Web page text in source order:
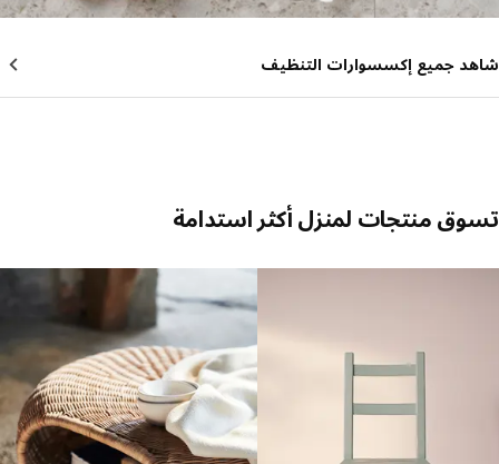
جميع إكسسوارات التنظيف
منتجات لمنزل أكثر استدامة